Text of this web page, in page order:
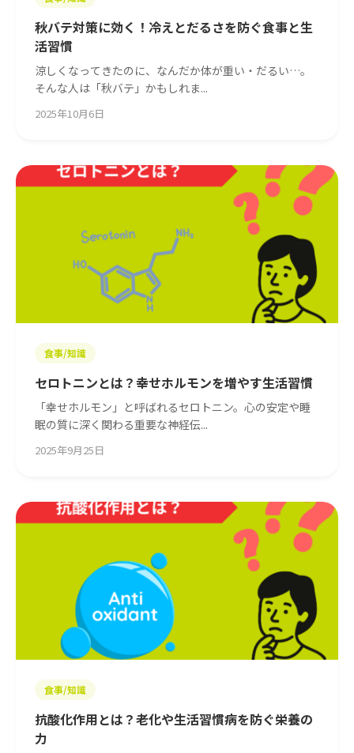
秋バテ対策に効く！冷えとだるさを防ぐ食事と生
活習慣
涼しくなってきたのに、なんだか体が重い・だるい…。
そんな人は「秋バテ」かもしれま...
2025年10月6日
食事/知識
セロトニンとは？幸せホルモンを増やす生活習慣
「幸せホルモン」と呼ばれるセロトニン。心の安定や睡
眠の質に深く関わる重要な神経伝...
2025年9月25日
食事/知識
抗酸化作用とは？老化や生活習慣病を防ぐ栄養の
力